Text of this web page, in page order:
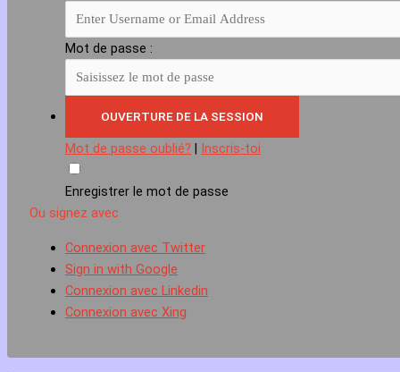
Mot de passe :
Mot de passe oublié? | Inscris-toi
Enregistrer le mot de passe
Ou signez avec
Connexion avec Twitter
Sign in with Google
Connexion avec Linkedin
Connexion avec Xing